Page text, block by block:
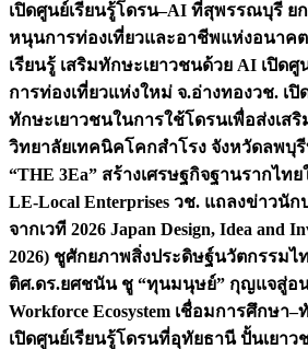
เปิดศูนย์เรียนรู้โดรน–AI ที่สุพรรณบุรี ย
หนุนการท่องเที่ยวและอาชีพแห่งอนาคต
เรียนรู้ เสริมทักษะเยาวชนด้วย AI เปิดศู
การท่องเที่ยวแห่งใหม่ จ.อ่างทองวช. เปิ
ทักษะเยาวชนในการใช้โดรนเพื่อส่งเส
วิทยาลัยเทคนิคโคกสำโรง จังหวัดลพบุรี
“THE 3Ea” สร้างเศรษฐกิจฐานรากไท
LE-Local Enterprises วช. แถลงข่าวนัก
จากเวที 2026 Japan Design, Idea and
2026) ชูศักยภาพสิ่งประดิษฐ์นวัตกรรมไ
ติศ.ดร.ยศชนัน ชู “ทุนมนุษย์” กุญแจสู่อน
Workforce Ecosystem เชื่อมการศึกษา
เปิดศูนย์เรียนรู้โดรนที่อุทัยธานี ปั้นเยา